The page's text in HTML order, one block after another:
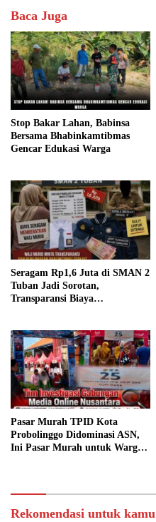
Baca Juga
Stop Bakar Lahan, Babinsa
Bersama Bhabinkamtibmas
Gencar Edukasi Warga
Seragam Rp1,6 Juta di SMAN 2
Tuban Jadi Sorotan,
Transparansi Biaya
Pasar Murah TPID Kota
Probolinggo Didominasi ASN,
Ini Pasar Murah untuk Warga
Rekomendasi untuk kamu